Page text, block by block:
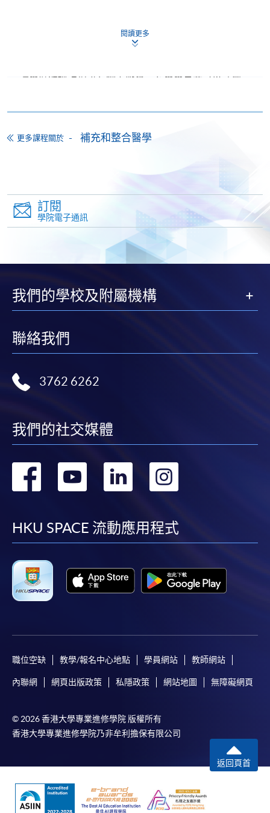
大部份公開招生的課程(以先到先得形式報名的課程)。
申請人可在網上使用「繳費靈」(PPS) (不適用於手
讀學歷頒授課程設有網上服務，在學學員亦可以「微
Alipay) 或 「轉數快」(FPS) 繳付學費。
申請人可按該課程網頁的右上角的
圖示進入網上服務網頁，然
後按照指示填妥網上報名表格。
某些課程須甄選入學，並要求申請人上載課程網頁
docx, jpg 和pdf格式之附件。
申請人可使用以下方式繳交報名費或課程費用:
繳費靈網上服務
*信用咭網上繳費服務- 申請人可以 VISA 或
Mastercard（包括「香港大學專業進修學院
Mastercard卡」）繳付學費。
月免息分期付款優惠，必須親臨本學院設有報名服務的教
學中心作付款安排。
如欲了解如何於網上報讀新課程及繳費，請瀏覽網上
申請/報讀指南 :
報讀同一學歷頒授課程內其他單元
交下期學費的學員，提供網上服務，如學員就讀的課
程設有此服務，課程負責人會通知學員有關程序。
網上支付可通過「繳費靈」(PPS) (不適用於手機)、
VISA 或 Mastercard、「微信支付」(Online WeChat
Pay) 、「支付寶」(Online Alipay) 或 「轉數快」(FPS)
閱讀更多
更多課程關於 補充和整合醫學
訂閱
學院電子通訊
我們的學校及附屬機構
聯絡我們
3762 6262
我們的社交媒體
轉
facebook
轉
youtube
轉
linkedin
HKU SPACE 流動應用程式
職位空缺 教學/報名中心地點 學員網站 教師網站
內聯網 網頁出版政策 私隱政策 網站地圖 無障礙網頁
© 2026 香港大學專業進修學院 版權所有
香港大學專業進修學院乃非牟利擔保有限公司
返回頁首